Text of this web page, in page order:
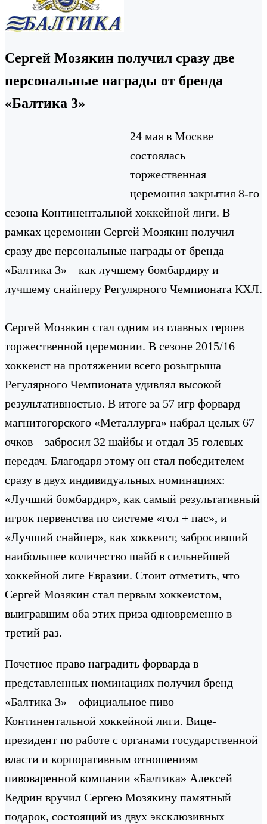
Сергей Мозякин получил сразу две
персональные награды от бренда
«Балтика 3»
24 мая в Москве
состоялась
торжественная
церемония закрытия 8-го
сезона Континентальной хоккейной лиги. В
рамках церемонии Сергей Мозякин получил
сразу две персональные награды от бренда
«Балтика 3» – как лучшему бомбардиру и
лучшему снайперу Регулярного Чемпионата КХЛ.
Сергей Мозякин стал одним из главных героев
торжественной церемонии. В сезоне 2015/16
хоккеист на протяжении всего розыгрыша
Регулярного Чемпионата удивлял высокой
результативностью. В итоге за 57 игр форвард
магнитогорского «Металлурга» набрал целых 67
очков – забросил 32 шайбы и отдал 35 голевых
передач. Благодаря этому он стал победителем
сразу в двух индивидуальных номинациях:
«Лучший бомбардир», как самый результативный
игрок первенства по системе «гол + пас», и
«Лучший снайпер», как хоккеист, забросивший
наибольшее количество шайб в сильнейшей
хоккейной лиге Евразии. Стоит отметить, что
Сергей Мозякин стал первым хоккеистом,
выигравшим оба этих приза одновременно в
третий раз.
Почетное право наградить форварда в
представленных номинациях получил бренд
«Балтика 3» – официальное пиво
Континентальной хоккейной лиги. Вице-
президент по работе с органами государственной
власти и корпоративным отношениям
пивоваренной компании «Балтика» Алексей
Кедрин вручил Сергею Мозякину памятный
подарок, состоящий из двух эксклюзивных